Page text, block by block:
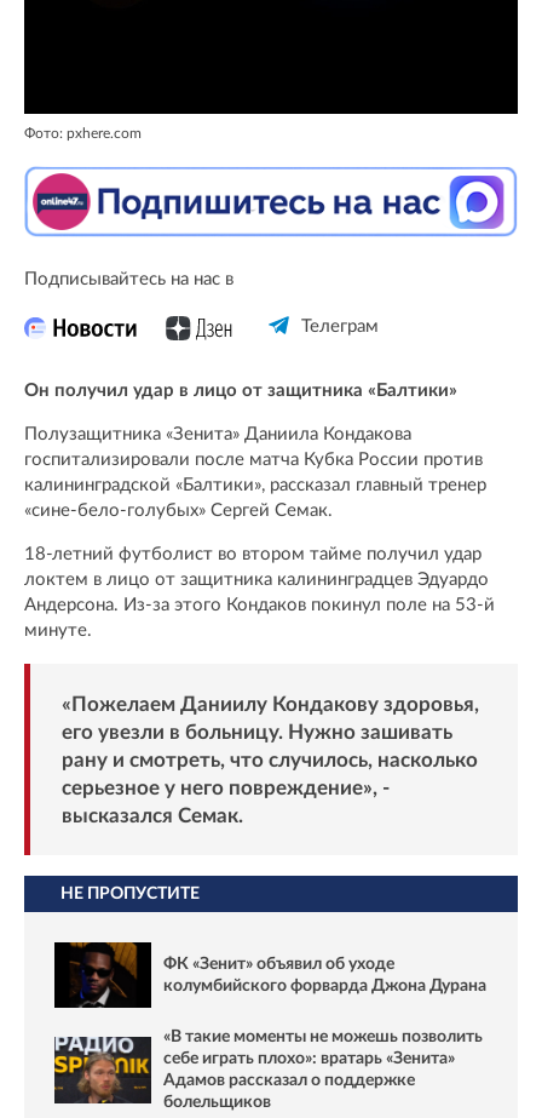
Фото: pxhere.com
Подписывайтесь на нас в
Телеграм
Он получил удар в лицо от защитника «Балтики»
Полузащитника «Зенита» Даниила Кондакова
госпитализировали после матча Кубка России против
калининградской «Балтики», рассказал главный тренер
«сине-бело-голубых» Сергей Семак.
18-летний футболист во втором тайме получил удар
локтем в лицо от защитника калининградцев Эдуардо
Андерсона. Из-за этого Кондаков покинул поле на 53-й
минуте.
«Пожелаем Даниилу Кондакову здоровья,
его увезли в больницу. Нужно зашивать
рану и смотреть, что случилось, насколько
серьезное у него повреждение», -
высказался Семак.
НЕ ПРОПУСТИТЕ
ФК «Зенит» объявил об уходе
колумбийского форварда Джона Дурана
«В такие моменты не можешь позволить
себе играть плохо»: вратарь «Зенита»
Адамов рассказал о поддержке
болельщиков